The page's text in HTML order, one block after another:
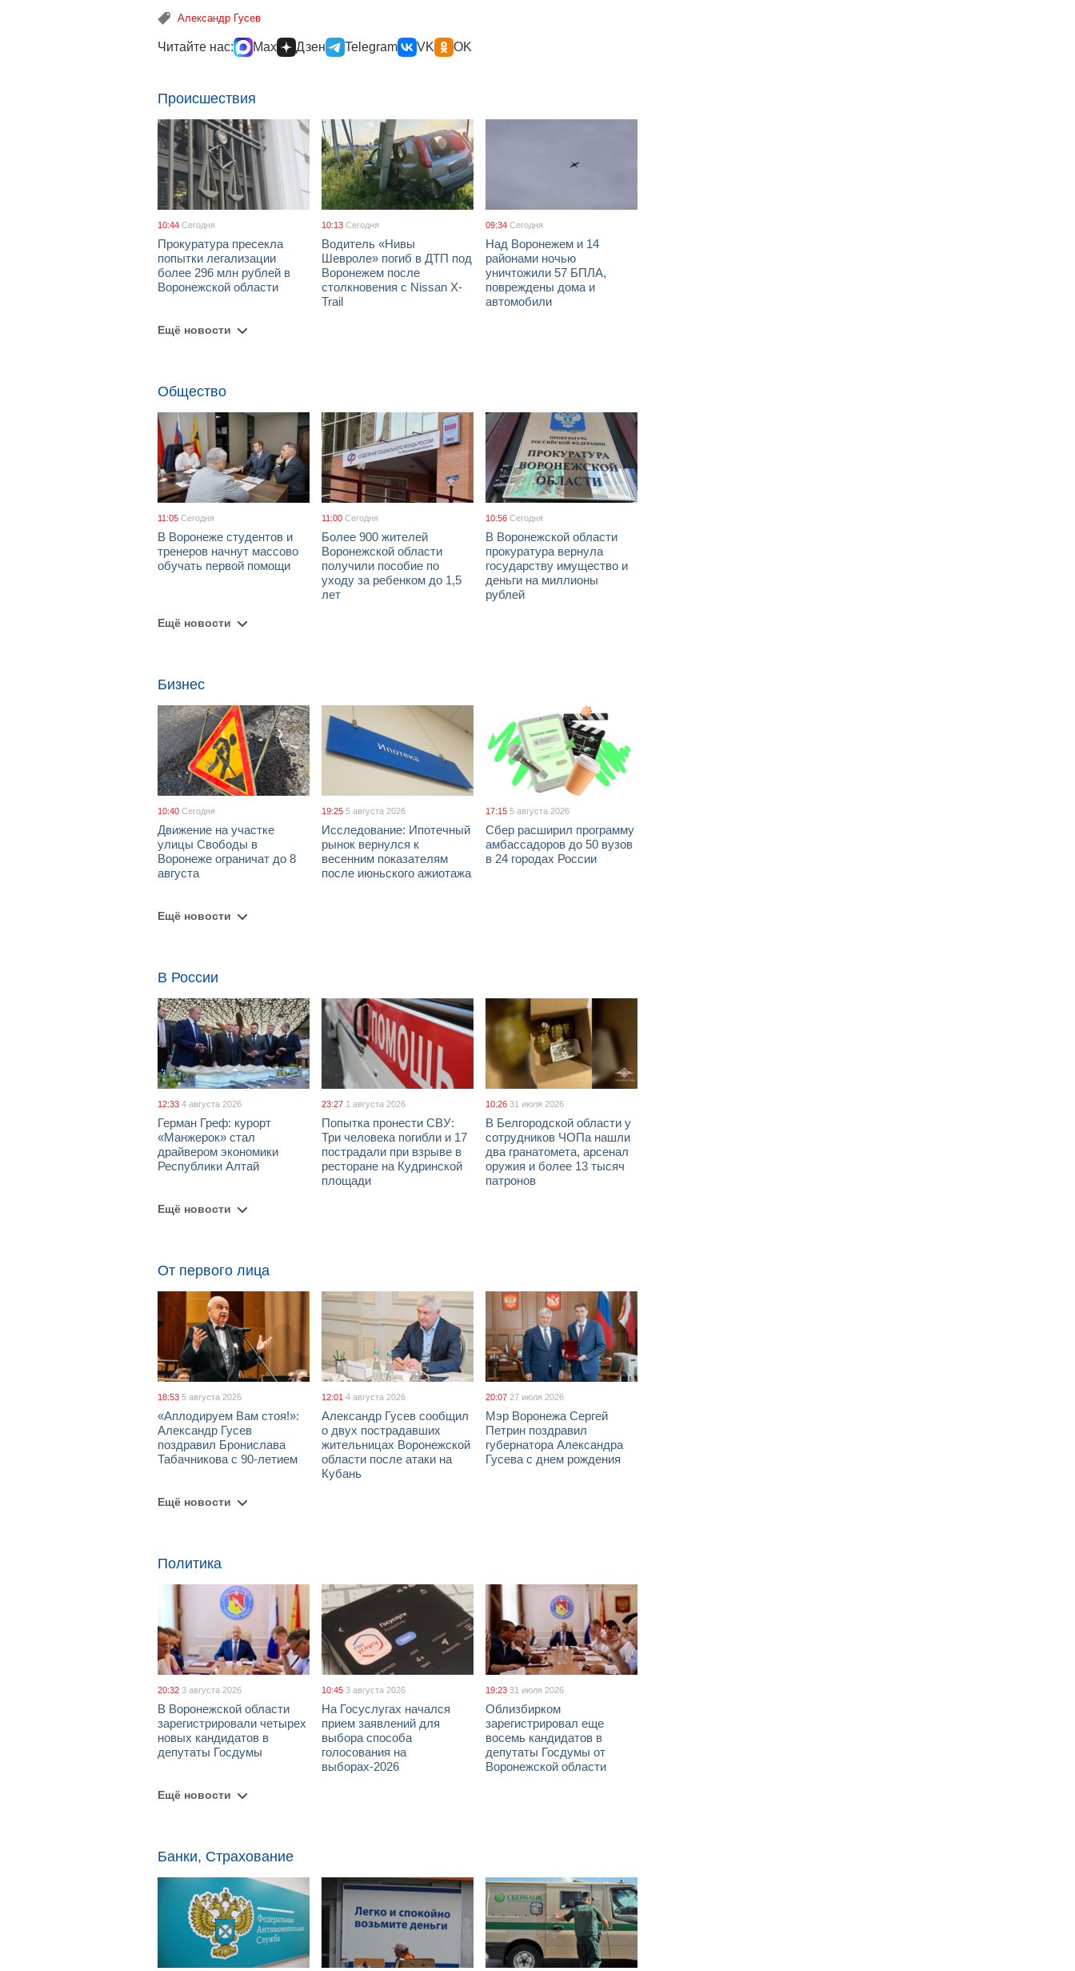
Александр Гусев
Читайте нас: Max Дзен Telegram VK OK
Происшествия
10:44 Сегодня
Прокуратура пресекла
попытки легализации
более 296 млн рублей в
Воронежской области
10:13 Сегодня
Водитель «Нивы
Шевроле» погиб в ДТП под
Воронежем после
столкновения с Nissan X-
Trail
09:34 Сегодня
Над Воронежем и 14
районами ночью
уничтожили 57 БПЛА,
повреждены дома и
автомобили
Ещё новости
Общество
11:05 Сегодня
В Воронеже студентов и
тренеров начнут массово
обучать первой помощи
11:00 Сегодня
Более 900 жителей
Воронежской области
получили пособие по
уходу за ребенком до 1,5
лет
10:56 Сегодня
В Воронежской области
прокуратура вернула
государству имущество и
деньги на миллионы
рублей
Ещё новости
Бизнес
10:40 Сегодня
Движение на участке
улицы Свободы в
Воронеже ограничат до 8
августа
19:25 5 августа 2026
Исследование: Ипотечный
рынок вернулся к
весенним показателям
после июньского ажиотажа
17:15 5 августа 2026
Сбер расширил программу
амбассадоров до 50 вузов
в 24 городах России
Ещё новости
В России
12:33 4 августа 2026
Герман Греф: курорт
«Манжерок» стал
драйвером экономики
Республики Алтай
23:27 1 августа 2026
Попытка пронести СВУ:
Три человека погибли и 17
пострадали при взрыве в
ресторане на Кудринской
площади
10:26 31 июля 2026
В Белгородской области у
сотрудников ЧОПа нашли
два гранатомета, арсенал
оружия и более 13 тысяч
патронов
Ещё новости
От первого лица
18:53 5 августа 2026
«Аплодируем Вам стоя!»:
Александр Гусев
поздравил Бронислава
Табачникова с 90-летием
12:01 4 августа 2026
Александр Гусев сообщил
о двух пострадавших
жительницах Воронежской
области после атаки на
Кубань
20:07 27 июля 2026
Мэр Воронежа Сергей
Петрин поздравил
губернатора Александра
Гусева с днем рождения
Ещё новости
Политика
20:32 3 августа 2026
В Воронежской области
зарегистрировали четырех
новых кандидатов в
депутаты Госдумы
10:45 3 августа 2026
На Госуслугах начался
прием заявлений для
выбора способа
голосования на
выборах-2026
19:23 31 июля 2026
Облизбирком
зарегистрировал еще
восемь кандидатов в
депутаты Госдумы от
Воронежской области
Ещё новости
Банки, Страхование